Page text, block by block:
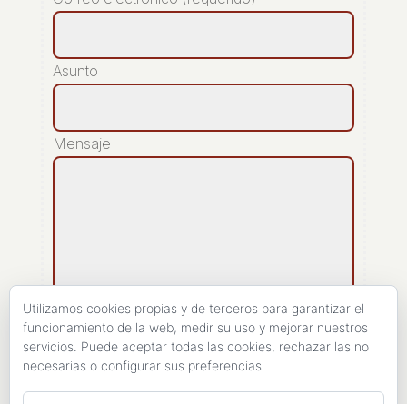
Asunto
Mensaje
[recaptcha]
Utilizamos cookies propias y de terceros para garantizar el
funcionamiento de la web, medir su uso y mejorar nuestros
servicios. Puede aceptar todas las cookies, rechazar las no
necesarias o configurar sus preferencias.